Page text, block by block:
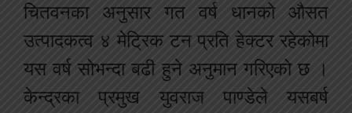
चितवनका अनुसार गत वर्ष धानको औसत
उत्पादकत्व ४ मेट्रिक टन प्रति हेक्टर रहेकोमा
यस वर्ष सोभन्दा बढी हुने अनुमान गरिएको छ ।
केन्द्रका प्रमुख युवराज पाण्डेले यसबर्ष